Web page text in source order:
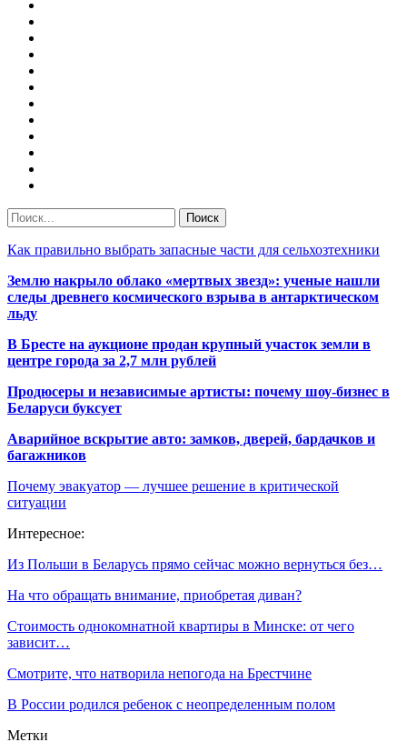
Как правильно выбрать запасные части для сельхозтехники
Землю накрыло облако «мертвых звезд»: ученые нашли
следы древнего космического взрыва в антарктическом
льду
В Бресте на аукционе продан крупный участок земли в
центре города за 2,7 млн рублей
Продюсеры и независимые артисты: почему шоу-бизнес в
Беларуси буксует
Аварийное вскрытие авто: замков, дверей, бардачков и
багажников
Почему эвакуатор — лучшее решение в критической
ситуации
Интересное:
Из Польши в Беларусь прямо сейчас можно вернуться без…
На что обращать внимание, приобретая диван?
Стоимость однокомнатной квартиры в Минске: от чего
зависит…
Смотрите, что натворила непогода на Брестчине
В России родился ребенок с неопределенным полом
Метки